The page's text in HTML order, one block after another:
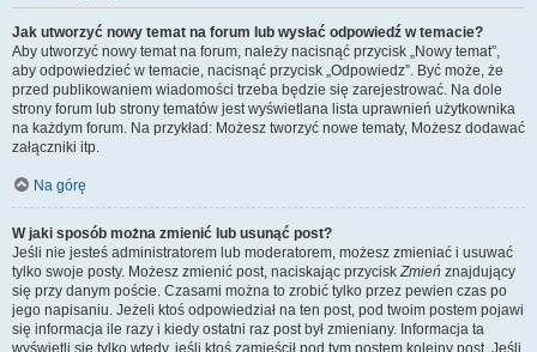
Jak utworzyć nowy temat na forum lub wysłać odpowiedź w temacie?
Aby utworzyć nowy temat na forum, należy nacisnąć przycisk „Nowy temat”,
aby odpowiedzieć w temacie, nacisnąć przycisk „Odpowiedz”. Być może, że
przed publikowaniem wiadomości trzeba będzie się zarejestrować. Na dole
strony forum lub strony tematów jest wyświetlana lista uprawnień użytkownika
na każdym forum. Na przykład: Możesz tworzyć nowe tematy, Możesz dodawać
załączniki itp.
Na górę
W jaki sposób można zmienić lub usunąć post?
Jeśli nie jesteś administratorem lub moderatorem, możesz zmieniać i usuwać
tylko swoje posty. Możesz zmienić post, naciskając przyciskZmień znajdujący
się przy danym poście. Czasami można to zrobić tylko przez pewien czas po
jego napisaniu. Jeżeli ktoś odpowiedział na ten post, pod twoim postem pojawi
się informacja ile razy i kiedy ostatni raz post był zmieniany. Informacja ta
wyświetli się tylko wtedy, jeśli ktoś zamieścił pod tym postem kolejny post. Jeśli